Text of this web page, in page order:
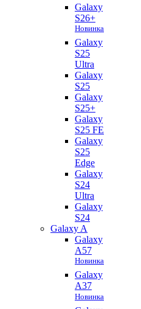
Galaxy
S26+
Новинка
Galaxy
S25
Ultra
Galaxy
S25
Galaxy
S25+
Galaxy
S25 FE
Galaxy
S25
Edge
Galaxy
S24
Ultra
Galaxy
S24
Galaxy A
Galaxy
A57
Новинка
Galaxy
A37
Новинка